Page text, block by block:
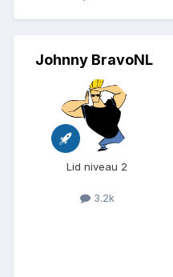
Johnny BravoNL
Lid niveau 2
3.2k